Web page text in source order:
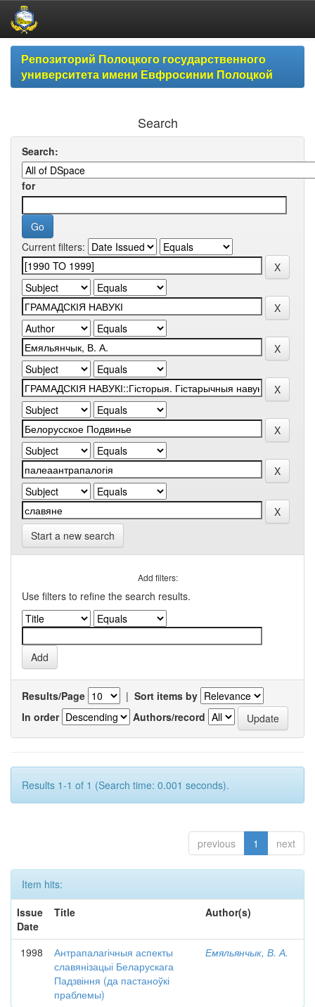
Skip
navigationРепозиторий Полоцкого государственного
университета имени Евфросинии Полоцкой
Search
Search:
for
Current filters:
Start a new search
Add filters:
Use filters to refine the search results.
Results/Page | Sort items by
In order
Authors/record
Results 1-1 of 1 (Search time: 0.001 seconds).
previous 1 next
Item hits:
Issue
Date
Title Author(s)
1998
Антрапалагічныя аспекты
славянізацыі Беларускага
Падзвіння (да пастаноўкі
праблемы)
Емяльянчык, В. А.